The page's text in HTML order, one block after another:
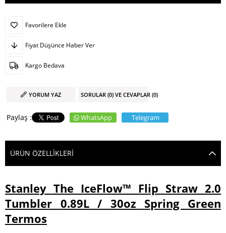
Favorilere Ekle
Fiyat Düşünce Haber Ver
Kargo Bedava
YORUM YAZ SORULAR (0) VE CEVAPLAR (0)
WhatsApp Telegram
ÜRÜN ÖZELLIKLERI
Stanley The IceFlow™ Flip Straw 2.0
Tumbler 0.89L / 30oz Spring Green
Termos